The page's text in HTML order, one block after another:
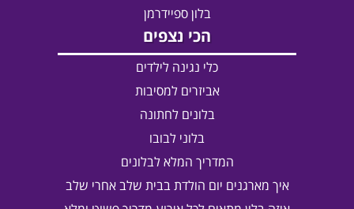
בלון ספיידרמן
הכי נצפים
כלי נגינה לילדים
אביזרים למסיבות
בלונים לחתונה
בלוני לבובו
המדריך המלא לבלונים
איך מארגנים יום הולדת בבית שלב אחרי שלב